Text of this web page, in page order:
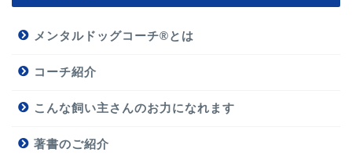
メンタルドッグコーチ®とは
コーチ紹介
こんな飼い主さんのお力になれます
著書のご紹介